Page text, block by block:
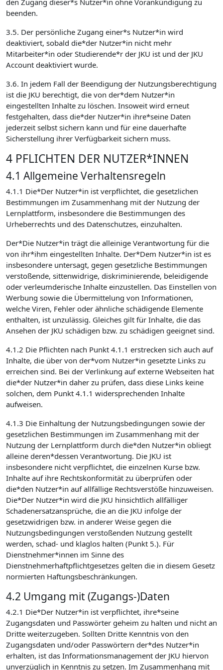
den Zugang dieser*s Nutzer*in ohne Vorankündigung zu
beenden.
3.5. Der persönliche Zugang einer*s Nutzer*in wird
deaktiviert, sobald die*der Nutzer*in nicht mehr
Mitarbeiter*in oder Studierende*r der JKU ist und der JKU
Account deaktiviert wurde.
3.6. In jedem Fall der Beendigung der Nutzungsberechtigung
ist die JKU berechtigt, die von der*dem Nutzer*in
eingestellten Inhalte zu löschen. Insoweit wird erneut
festgehalten, dass die*der Nutzer*in ihre*seine Daten
jederzeit selbst sichern kann und für eine dauerhafte
Sicherstellung ihrer Verfügbarkeit sichern muss.
4 PFLICHTEN DER NUTZER*INNEN
4.1 Allgemeine Verhaltensregeln
4.1.1 Die*Der Nutzer*in ist verpflichtet, die gesetzlichen
Bestimmungen im Zusammenhang mit der Nutzung der
Lernplattform, insbesondere die Bestimmungen des
Urheberrechts und des Datenschutzes, einzuhalten.
Der*Die Nutzer*in trägt die alleinige Verantwortung für die
von ihr*ihm eingestellten Inhalte. Der*Dem Nutzer*in ist es
insbesondere untersagt, gegen gesetzliche Bestimmungen
verstoßende, sittenwidrige, diskriminierende, beleidigende
oder verleumderische Inhalte einzustellen. Das Einstellen von
Werbung sowie die Übermittelung von Informationen,
welche Viren, Fehler oder ähnliche schädigende Elemente
enthalten, ist unzulässig. Gleiches gilt für Inhalte, die das
Ansehen der JKU schädigen bzw. zu schädigen geeignet sind.
4.1.2 Die Pflichten nach Punkt 4.1.1 erstrecken sich auch auf
Inhalte, die über von der*vom Nutzer*in gesetzte Links zu
erreichen sind. Bei der Verlinkung auf externe Webseiten hat
die*der Nutzer*in daher zu prüfen, dass diese Links keine
solchen, dem Punkt 4.1.1 widersprechenden Inhalte
aufweisen.
4.1.3 Die Einhaltung der Nutzungsbedingungen sowie der
gesetzlichen Bestimmungen im Zusammenhang mit der
Nutzung der Lernplattform durch die*den Nutzer*in obliegt
alleine deren*dessen Verantwortung. Die JKU ist
insbesondere nicht verpflichtet, die einzelnen Kurse bzw.
Inhalte auf ihre Rechtskonformität zu überprüfen oder
die*den Nutzer*in auf allfällige Rechtsverstöße hinzuweisen.
Die*Der Nutzer*in wird die JKU hinsichtlich allfälliger
Schadenersatzansprüche, die an die JKU infolge der
gesetzwidrigen bzw. in anderer Weise gegen die
Nutzungsbedingungen verstoßenden Nutzung gestellt
werden, schad- und klaglos halten (Punkt 5.). Für
Dienstnehmer*innen im Sinne des
Dienstnehmerhaftpflichtgesetzes gelten die in diesem Gesetz
normierten Haftungsbeschränkungen.
4.2 Umgang mit (Zugangs-)Daten
4.2.1 Die*Der Nutzer*in ist verpflichtet, ihre*seine
Zugangsdaten und Passwörter geheim zu halten und nicht an
Dritte weiterzugeben. Sollten Dritte Kenntnis von den
Zugangsdaten und/oder Passwörtern der*des Nutzer*in
erhalten, ist das Informationsmanagement der JKU hiervon
unverzüglich in Kenntnis zu setzen. Im Zusammenhang mit